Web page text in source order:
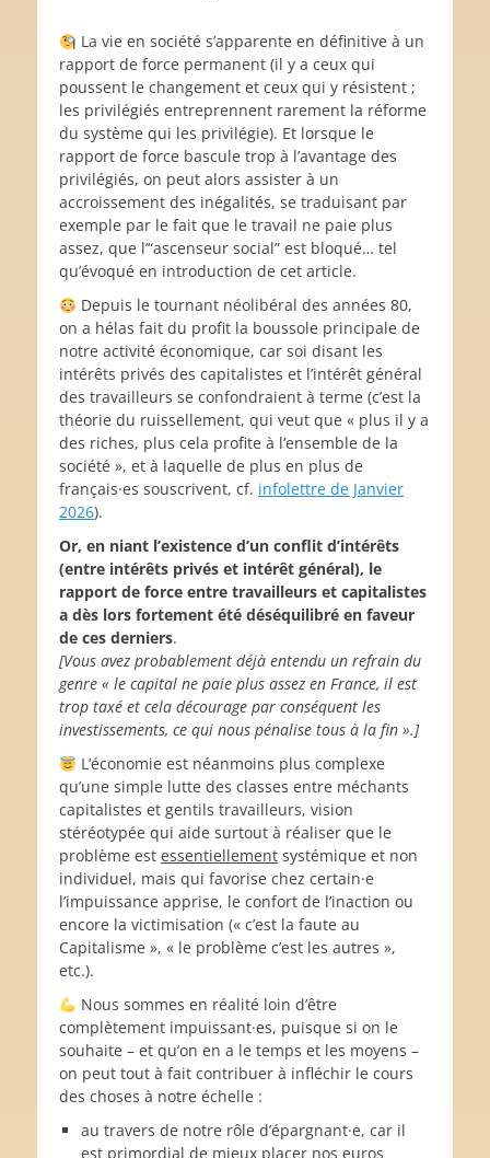
La vie en société s’apparente en définitive à un
rapport de force permanent (il y a ceux qui
poussent le changement et ceux qui y résistent ;
les privilégiés entreprennent rarement la réforme
du système qui les privilégie). Et lorsque le
rapport de force bascule trop à l’avantage des
privilégiés, on peut alors assister à un
accroissement des inégalités, se traduisant par
exemple par le fait que le travail ne paie plus
assez, que l’“ascenseur social” est bloqué… tel
qu’évoqué en introduction de cet article.
Depuis le tournant néolibéral des années 80,
on a hélas fait du profit la boussole principale de
notre activité économique, car soi disant les
intérêts privés des capitalistes et l’intérêt général
des travailleurs se confondraient à terme (c’est la
théorie du ruissellement, qui veut que « plus il y a
des riches, plus cela profite à l’ensemble de la
société », et à laquelle de plus en plus de
français·es souscrivent, cf. infolettre de Janvier
2026).
Or, en niant l’existence d’un conflit d’intérêts
(entre intérêts privés et intérêt général), le
rapport de force entre travailleurs et capitalistes
a dès lors fortement été déséquilibré en faveur
de ces derniers.
[Vous avez probablement déjà entendu un refrain du
genre « le capital ne paie plus assez en France, il est
trop taxé et cela décourage par conséquent les
investissements, ce qui nous pénalise tous à la fin ».]
L’économie est néanmoins plus complexe
qu’une simple lutte des classes entre méchants
capitalistes et gentils travailleurs, vision
stéréotypée qui aide surtout à réaliser que le
problème est essentiellement systémique et non
individuel, mais qui favorise chez certain·e
l’impuissance apprise, le confort de l’inaction ou
encore la victimisation (« c’est la faute au
Capitalisme », « le problème c’est les autres »,
etc.).
Nous sommes en réalité loin d’être
complètement impuissant·es, puisque si on le
souhaite – et qu’on en a le temps et les moyens –
on peut tout à fait contribuer à infléchir le cours
des choses à notre échelle :
au travers de notre rôle d’épargnant·e, car il
est primordial de mieux placer nos euros